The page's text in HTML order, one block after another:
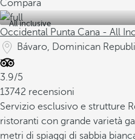
Compara
All inclusive
Occidental Punta Cana - All
Bávaro, Dominican
3.9/5
13742 recensioni
Servizio esclusivo e strutture
ristoranti con grande varietà
metri di spiaggi di sabbia